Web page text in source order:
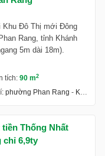
Khu Đô Thị mới Đông
Rang, tỉnh Khánh
5m dài 18m).
tích: 90 m2
: phường Phan Rang - Khánh Hoà
Thống Nhất
chỉ 6,9ty